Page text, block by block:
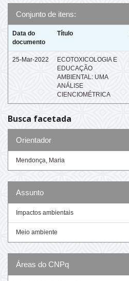
Conjunto de itens:
Data do
documento
Título
25-Mar-2022
ECOTOXICOLOGIA E
EDUCAÇÃO
AMBIENTAL: UMA
ANÁLISE
CIENCIOMÉTRICA
Busca facetada
Orientador
Mendonça, Maria
Assunto
Impactos ambientais
Meio ambiente
Áreas do CNPq